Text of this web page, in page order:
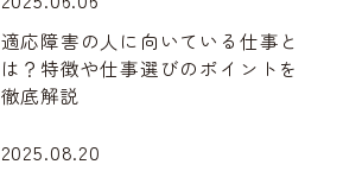
適応障害の人に向いている仕事と
は？特徴や仕事選びのポイントを
徹底解説
2025.08.20